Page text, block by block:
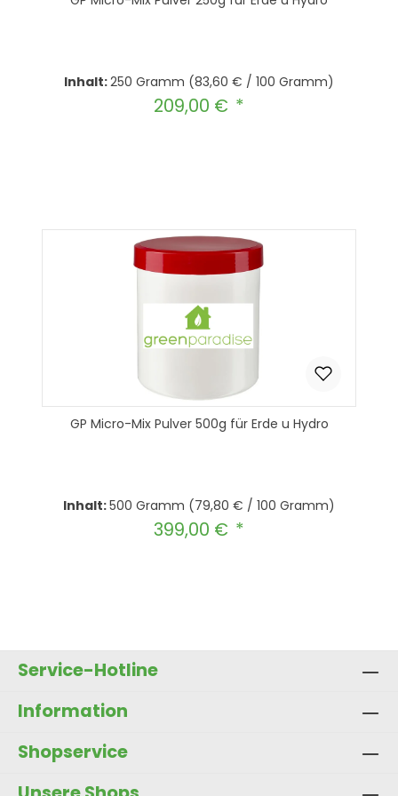
Inhalt:250 Gramm (83,60 € / 100 Gramm)
Regulärer Preis:
209,00 €
GP Micro-Mix Pulver 500g für Erde u Hydro
Inhalt:500 Gramm (79,80 € / 100 Gramm)
Regulärer Preis:
399,00 €
Service-Hotline
Information
Shopservice